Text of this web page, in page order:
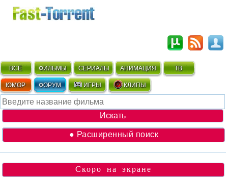
ВСЁ ФИЛЬМЫ СЕРИАЛЫ АНИМАЦИЯ ТВ
ЮМОР ФОРУМ ИГРЫ КЛИПЫ
● Расширенный поиск
Скоро на экране